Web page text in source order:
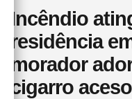
Incêndio
residência
morador
cigarro aceso